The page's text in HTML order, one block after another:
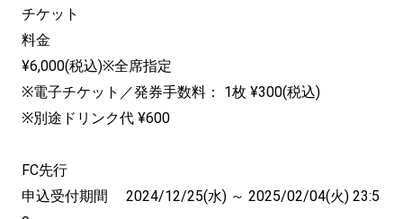
チケット
料金
¥6,000(税込)※全席指定
※電子チケット／発券手数料： 1枚 ¥300(税込)
※別途ドリンク代 ¥600
FC先行
申込受付期間 2024/12/25(水) ～ 2025/02/04(火) 23:5